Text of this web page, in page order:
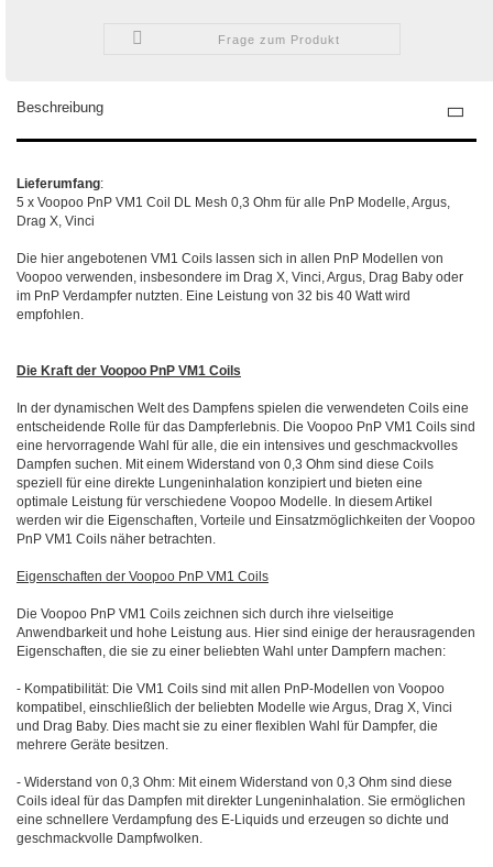
Frage zum Produkt
Beschreibung
Lieferumfang:
5 x Voopoo PnP VM1 Coil DL Mesh 0,3 Ohm für alle PnP Modelle, Argus,
Drag X, Vinci
Die hier angebotenen VM1 Coils lassen sich in allen PnP Modellen von
Voopoo verwenden, insbesondere im Drag X, Vinci, Argus, Drag Baby oder
im PnP Verdampfer nutzten. Eine Leistung von 32 bis 40 Watt wird
empfohlen.
Die Kraft der Voopoo PnP VM1 Coils
In der dynamischen Welt des Dampfens spielen die verwendeten Coils eine
entscheidende Rolle für das Dampferlebnis. Die Voopoo PnP VM1 Coils sind
eine hervorragende Wahl für alle, die ein intensives und geschmackvolles
Dampfen suchen. Mit einem Widerstand von 0,3 Ohm sind diese Coils
speziell für eine direkte Lungeninhalation konzipiert und bieten eine
optimale Leistung für verschiedene Voopoo Modelle. In diesem Artikel
werden wir die Eigenschaften, Vorteile und Einsatzmöglichkeiten der Voopoo
PnP VM1 Coils näher betrachten.
Eigenschaften der Voopoo PnP VM1 Coils
Die Voopoo PnP VM1 Coils zeichnen sich durch ihre vielseitige
Anwendbarkeit und hohe Leistung aus. Hier sind einige der herausragenden
Eigenschaften, die sie zu einer beliebten Wahl unter Dampfern machen:
- Kompatibilität: Die VM1 Coils sind mit allen PnP-Modellen von Voopoo
kompatibel, einschließlich der beliebten Modelle wie Argus, Drag X, Vinci
und Drag Baby. Dies macht sie zu einer flexiblen Wahl für Dampfer, die
mehrere Geräte besitzen.
- Widerstand von 0,3 Ohm: Mit einem Widerstand von 0,3 Ohm sind diese
Coils ideal für das Dampfen mit direkter Lungeninhalation. Sie ermöglichen
eine schnellere Verdampfung des E-Liquids und erzeugen so dichte und
geschmackvolle Dampfwolken.